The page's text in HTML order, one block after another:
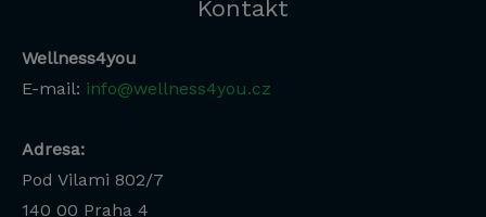
Kontakt
Wellness4you
E-mail: info@wellness4you.cz
Adresa:
Pod Vilami 802/7
140 00 Praha 4